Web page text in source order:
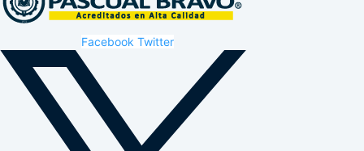
Facebook Twitter